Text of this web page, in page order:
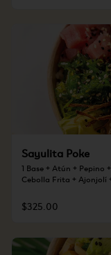
Sayulita Poke
1 Base + Atún + Pepino
Cebolla Frita + Ajonjolí
$325.00